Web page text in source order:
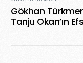
Gökhan
Tanju Okan’ın